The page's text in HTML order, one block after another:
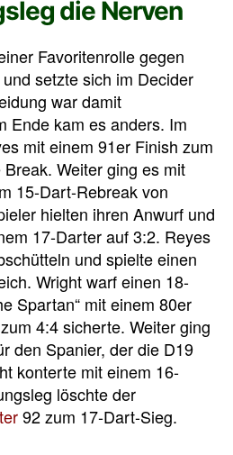
die Nerven
Favoritenrolle gegen
setzte sich im Decider
war damit
Ende kam es anders. Im
mit einem 91er Finish zum
Weiter ging es mit
15-Dart-Rebreak von
hielten ihren Anwurf und
17-Darter auf 3:2. Reyes
und spielte einen
Wright warf einen 18-
Spartan“ mit einem 80er
4:4 sicherte. Weiter ging
den Spanier, der die D19
konterte mit einem 16-
löschte der
92 zum 17-Dart-Sieg.